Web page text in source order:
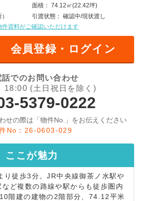
面積
74.12㎡(22.42坪)
引渡状態
確認中/現状渡し
件資料がご確認いただけます
会員登録・ログイン
話でのお問い合わせ
18:00 (土日祝日を除く)
5379-0222
せの際は「物件No.」をお伝えください
No：26-0603-029
ここが魅力
り徒歩3分。JR中央線御茶ノ水駅や
ど複数の路線や駅からも徒歩圏内
階建の建物の2階部分、74.12平米